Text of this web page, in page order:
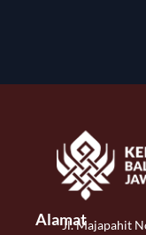
AlamatJl. Majapahit